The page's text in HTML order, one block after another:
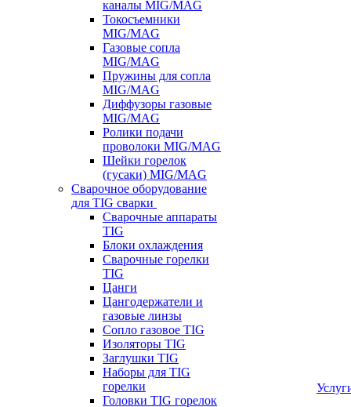
каналы MIG/MAG
Токосъемники
MIG/MAG
Газовые сопла
MIG/MAG
Пружины для сопла
MIG/MAG
Диффузоры газовые
MIG/MAG
Ролики подачи
проволоки MIG/MAG
Шейки горелок
(гусаки) MIG/MAG
Сварочное оборудование
для TIG сварки
Сварочные аппараты
TIG
Блоки охлаждения
Сварочные горелки
TIG
Цанги
Цангодержатели и
газовые линзы
Сопло газовое TIG
Изоляторы TIG
Заглушки TIG
Наборы для TIG
горелки
Головки TIG горелок